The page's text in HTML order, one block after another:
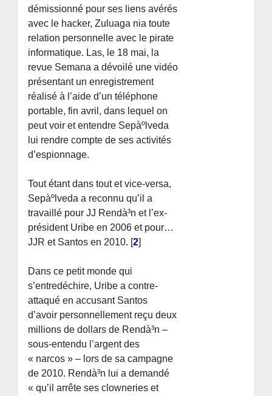
démissionné pour ses liens avérés
avec le hacker, Zuluaga nia toute
relation personnelle avec le pirate
informatique. Las, le 18 mai, la
revue Semana a dévoilé une vidéo
présentant un enregistrement
réalisé à l’aide d’un téléphone
portable, fin avril, dans lequel on
peut voir et entendre Sepàºlveda
lui rendre compte de ses activités
d’espionnage.
Tout étant dans tout et vice-versa,
Sepàºlveda a reconnu qu’il a
travaillé pour JJ Rendà³n et l’ex-
président Uribe en 2006 et pour…
JJR et Santos en 2010. [2]
Dans ce petit monde qui
s’entredéchire, Uribe a contre-
attaqué en accusant Santos
d’avoir personnellement reçu deux
millions de dollars de Rendà³n –
sous-entendu l’argent des
« narcos » – lors de sa campagne
de 2010. Rendà³n lui a demandé
« qu’il arrête ses clowneries et